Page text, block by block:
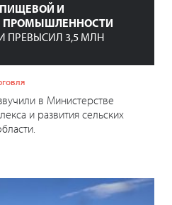
И
ПРОМЫШЛЕННОСТИ
ПРЕВЫСИЛ 3,5 МЛН
в Министерстве
и развития сельских